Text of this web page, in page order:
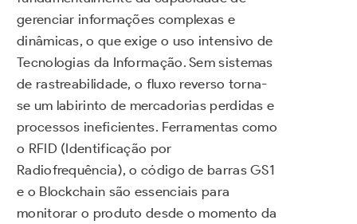
gerenciar informações complexas e
dinâmicas, o que exige o uso intensivo de
Tecnologias da Informação. Sem sistemas
de rastreabilidade, o fluxo reverso torna-
se um labirinto de mercadorias perdidas e
processos ineficientes. Ferramentas como
o RFID (Identificação por
Radiofrequência), o código de barras GS1
e o Blockchain são essenciais para
monitorar o produto desde o momento da